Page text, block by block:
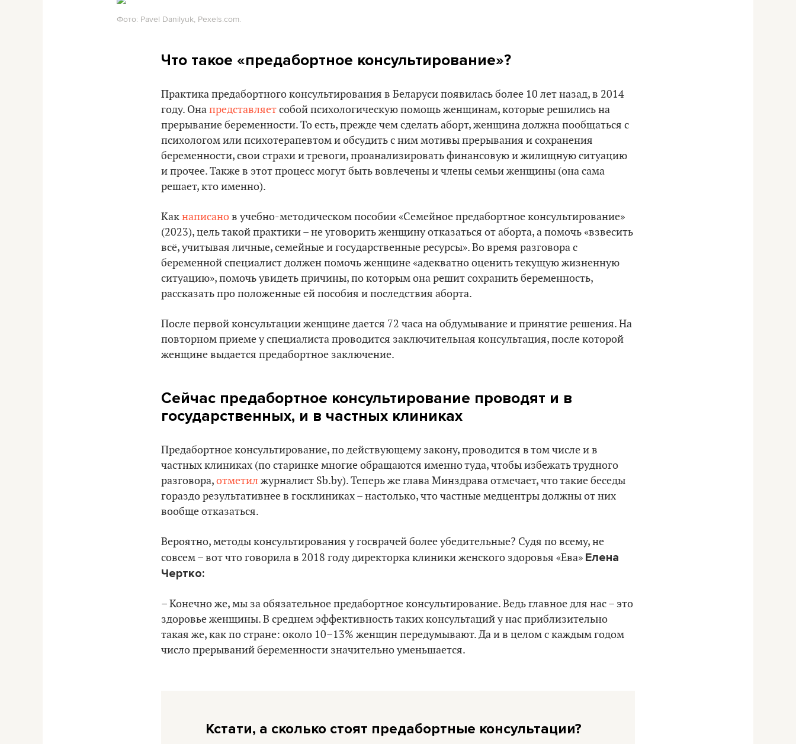
Фото: Pavel Danilyuk, Pexels.com.
Что такое «предабортное консультирование»?
Практика предабортного консультирования в Беларуси появилась более 10 лет назад, в 2014
году. Онапредставляетсобой психологическую помощь женщинам, которые решились на
прерывание беременности. То есть, прежде чем сделать аборт, женщина должна пообщаться с
психологом или психотерапевтом и обсудить с ним мотивы прерывания и сохранения
беременности, свои страхи и тревоги, проанализировать финансовую и жилищную ситуацию
и прочее. Также в этот процесс могут быть вовлечены и члены семьи женщины (она сама
решает, кто именно).
Какнаписанов учебно-методическом пособии «Семейное предабортное консультирование»
(2023), цель такой практики – не уговорить женщину отказаться от аборта, а помочь «взвесить
всё, учитывая личные, семейные и государственные ресурсы». Во время разговора с
беременной специалист должен помочь женщине «адекватно оценить текущую жизненную
ситуацию», помочь увидеть причины, по которым она решит сохранить беременность,
рассказать про положенные ей пособия и последствия аборта.
После первой консультации женщине дается 72 часа на обдумывание и принятие решения. На
повторном приеме у специалиста проводится заключительная консультация, после которой
женщине выдается предабортное заключение.
Сейчас предабортное консультирование проводят и в
государственных, и в частных клиниках
Предабортное консультирование, по действующему закону, проводится в том числе и в
частных клиниках (по старинке многие обращаются именно туда, чтобы избежать трудного
разговора,отметил журналист Sb.by). Теперь же глава Минздрава отмечает, что такие беседы
гораздо результативнее в госклиниках – настолько, что частные медцентры должны от них
вообще отказаться.
Вероятно, методы консультирования у госврачей более убедительные? Судя по всему, не
совсем – вот что говорила в 2018 году директорка клиники женского здоровья «Ева» Елена
Чертко:
– Конечно же, мы за обязательное предабортное консультирование. Ведь главное для нас – это
здоровье женщины. В среднем эффективность таких консультаций у нас приблизительно
такая же, как по стране: около 10–13% женщин передумывают. Да и в целом с каждым годом
число прерываний беременности значительно уменьшается.
Кстати, а сколько стоят предабортные консультации?